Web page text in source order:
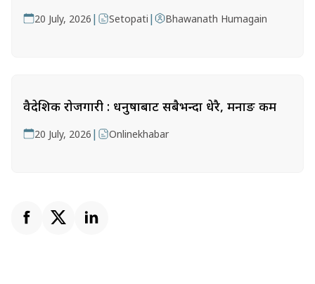
20 July, 2026 | Setopati | Bhawanath Humagain
वैदेशिक रोजगारी : धनुषाबाट सबैभन्दा धेरै, मनाङ कम
20 July, 2026 | Onlinekhabar